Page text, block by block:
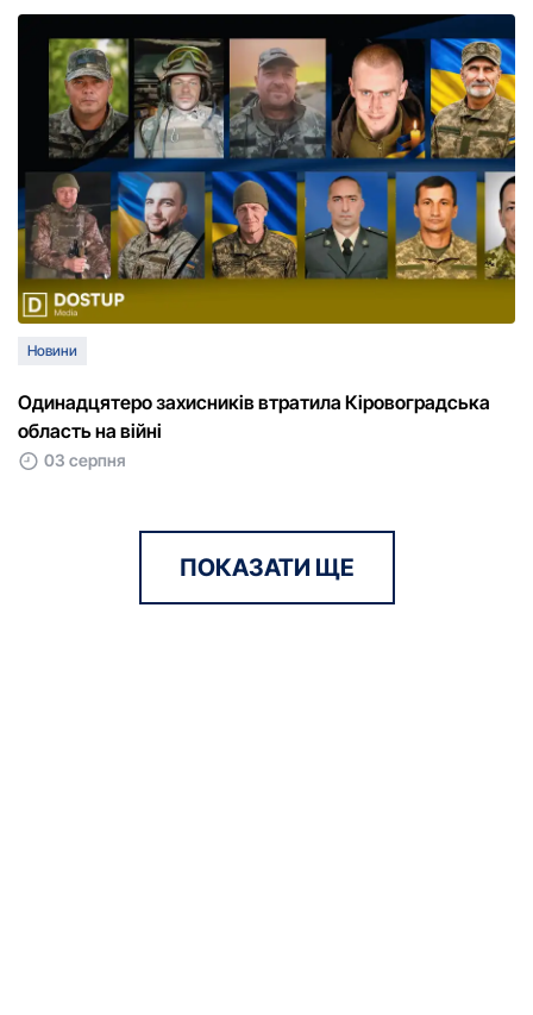
Новини
Одинадцятеро захисників втратила Кіровоградська
область на війні
03 серпня
ПОКАЗАТИ ЩЕ